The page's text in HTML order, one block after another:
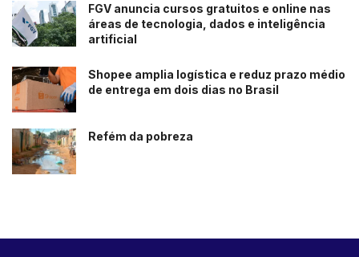
FGV anuncia cursos gratuitos e online nas
áreas de tecnologia, dados e inteligência
artificial
Shopee amplia logística e reduz prazo médio
de entrega em dois dias no Brasil
Refém da pobreza